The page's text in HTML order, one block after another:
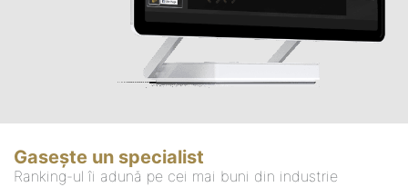
Gasește un specialist
Ranking-ul îi adună pe cei mai buni din industrie